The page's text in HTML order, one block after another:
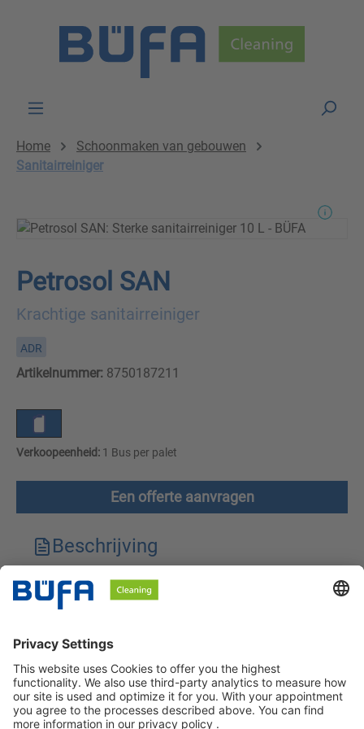
Home
Schoonmaken van gebouwen
Sanitairreiniger
Petrosol SAN
Krachtige sanitairreiniger
ADR
Artikelnummer: 8750187211
Verkoopeenheid: 1 Bus per palet
Een offerte aanvragen
Beschrijving
Technische kenmerken
Veiligheidsinstructies